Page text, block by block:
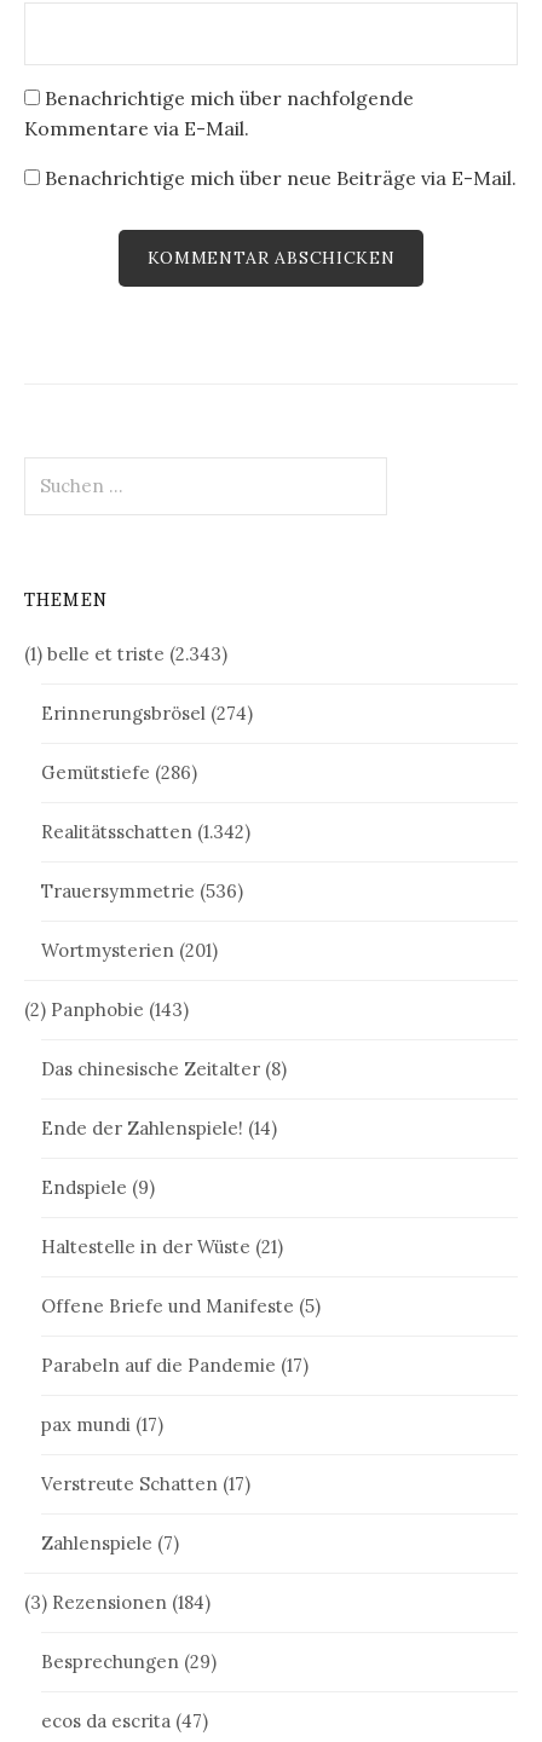
Benachrichtige mich über nachfolgende
Kommentare via E-Mail.
Benachrichtige mich über neue Beiträge via E-Mail.
nach:
THEMEN
(1) belle et triste (2.343)
Erinnerungsbrösel (274)
Gemütstiefe (286)
Realitätsschatten (1.342)
Trauersymmetrie (536)
Wortmysterien (201)
(2) Panphobie (143)
Das chinesische Zeitalter (8)
Ende der Zahlenspiele! (14)
Endspiele (9)
Haltestelle in der Wüste (21)
Offene Briefe und Manifeste (5)
Parabeln auf die Pandemie (17)
pax mundi (17)
Verstreute Schatten (17)
Zahlenspiele (7)
(3) Rezensionen (184)
Besprechungen (29)
ecos da escrita (47)